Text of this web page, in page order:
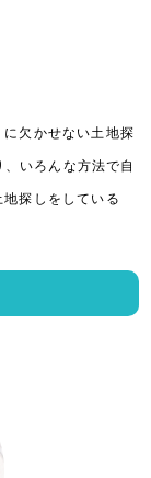
欠かせない土地探
いろんな方法で自
探しをしている